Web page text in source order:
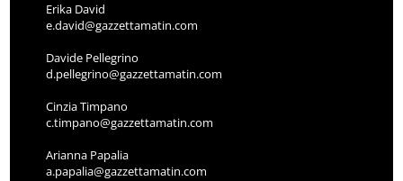
Erika David
e.david@gazzettamatin.com
Davide Pellegrino
d.pellegrino@gazzettamatin.com
Cinzia Timpano
c.timpano@gazzettamatin.com
Arianna Papalia
a.papalia@gazzettamatin.com